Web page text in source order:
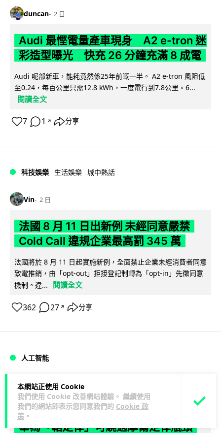
本網站正使用 Cookie
我們使用 Cookie 改善網站體驗。 繼續使用
我們的網站即表示您同意我們的 Cookie 政
策 。
duncan 2 日
Audi 最慳電量產車現身 A2 e-tron 迷
彩造型曝光 快充 26 分鐘充滿 8 成電
Audi 呢部新車，能耗竟然係25年前嘅一半。 A2 e-tron 風阻低
至0.24，每百公里只需12.8 kWh，一度電行到7.8公里。6...
閱讀全文
7 1 ↗ 分享
科技娛樂 生活娛樂 城中熱話
Vin 2 日
法國 8 月 11 日出新例 未經同意嚴禁
Cold Call 違規企業最高罰 345 萬
法國將於 8 月 11 日起實施新例，全面禁止企業未經消費者同意
致電推銷，由「opt-out」拒接登記制轉為「opt-in」先徵同意
機制。違...
閱讀全文
362 27 ↗ 分享
人工智能
Lawton 2 日
華為科學家警告 NVIDIA 已近物理極限
華為「韜定律」可繞過摩爾定律瓶頸